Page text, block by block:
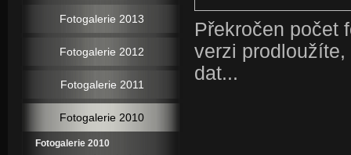
Překročen počet
verzi
dat...
Fotogalerie 2013
Fotogalerie 2012
Fotogalerie 2011
Fotogalerie 2010
Fotogalerie 2010